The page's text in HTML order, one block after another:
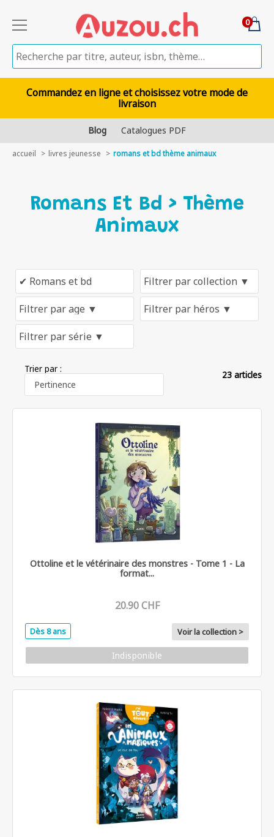
0
Commandez en ligne et choisissez votre mode de
livraison
Blog Catalogues PDF
accueil livres jeunesse romans et bd thème animaux
Romans Et Bd > Thème
Animaux
Trier par :
23 articles
Ottoline et le vétérinaire des monstres - Tome 1 - La
format...
20.90 CHF
Dès 8 ans Voir la collection >
Indisponible